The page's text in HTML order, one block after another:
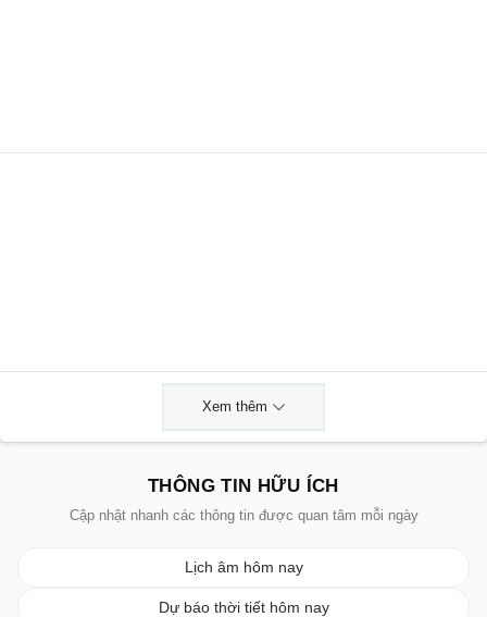
Xem thêm
THÔNG TIN HỮU ÍCH
Cập nhật nhanh các thông tin được quan tâm mỗi ngày
Lịch âm hôm nay
Dự báo thời tiết hôm nay